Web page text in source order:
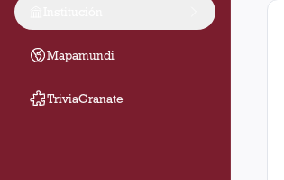
Mapamundi
TriviaGranate